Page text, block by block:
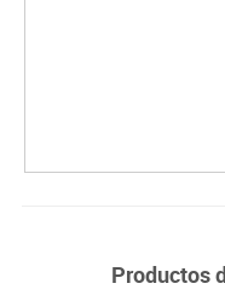
Productos